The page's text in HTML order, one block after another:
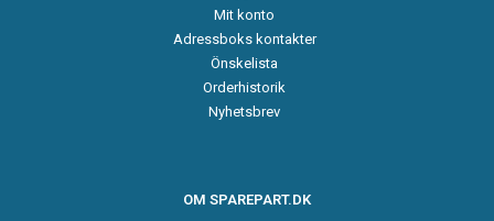
Mit konto
Adressboks kontakter
Önskelista
Orderhistorik
Nyhetsbrev
OM SPAREPART.DK